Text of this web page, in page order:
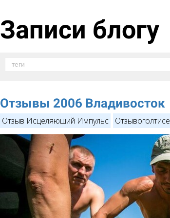
Записи блогу
теги
Отзывы 2006 Владивосток
Отзыв Исцеляющий Импульс Отзывоголтисе